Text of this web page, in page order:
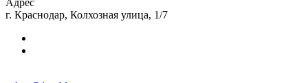
г. Краснодар, Колхозная улица, 1/7